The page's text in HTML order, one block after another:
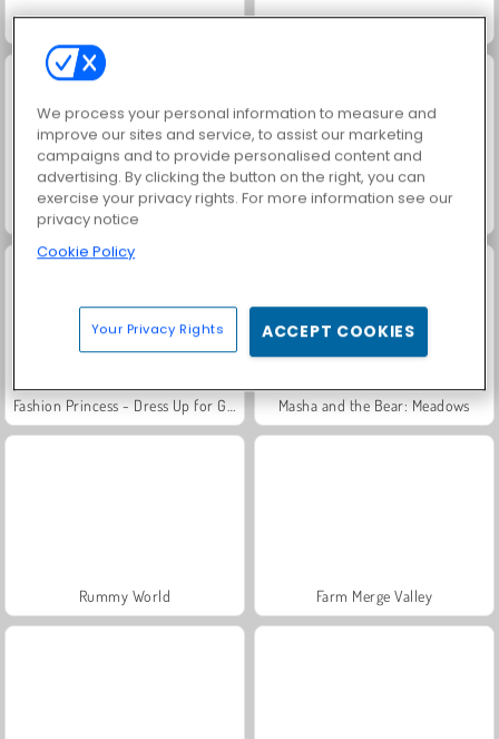
Juice Merge Scala 40
Solitaire Social
Fashion Princess - Dress Up for Girls Masha and the Bear: Meadows
Rummy World Farm Merge Valley
We process your personal information to measure and
improve our sites and service, to assist our marketing
campaigns and to provide personalised content and
advertising. By clicking the button on the right, you can
exercise your privacy rights. For more information see our
privacy notice
Cookie Policy
Your Privacy Rights ACCEPT COOKIES